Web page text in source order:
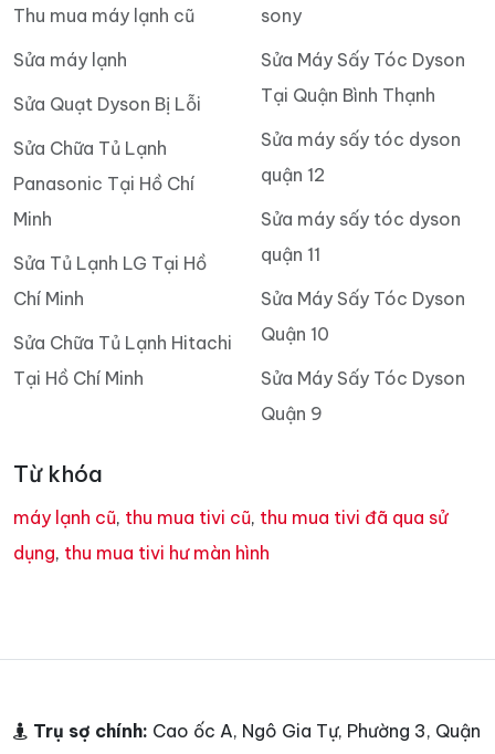
Thu mua máy lạnh cũ
Sửa máy lạnh
Sửa Quạt Dyson Bị Lỗi
Sửa Chữa Tủ Lạnh
Panasonic Tại Hồ Chí
Minh
Sửa Tủ Lạnh LG Tại Hồ
Chí Minh
Sửa Chữa Tủ Lạnh Hitachi
Tại Hồ Chí Minh
sony
Sửa Máy Sấy Tóc Dyson
Tại Quận Bình Thạnh
Sửa máy sấy tóc dyson
quận 12
Sửa máy sấy tóc dyson
quận 11
Sửa Máy Sấy Tóc Dyson
Quận 10
Sửa Máy Sấy Tóc Dyson
Quận 9
Từ khóa
máy lạnh cũ, thu mua tivi cũ, thu mua tivi đã qua sử
dụng, thu mua tivi hư màn hình
Trụ sợ chính: Cao ốc A, Ngô Gia Tự, Phường 3, Quận